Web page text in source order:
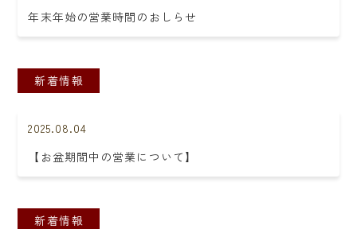
年末年始の営業時間のおしらせ
新着情報
2025.08.04
【お盆期間中の営業について】
新着情報